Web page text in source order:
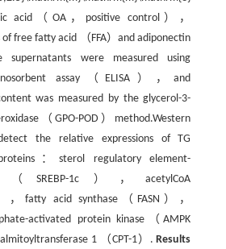
acid（OA，positive control），
of free fatty acid （FFA）and adiponectin
supernatants were measured using
assay（ELISA），and
was measured by the glycerol-3-
（GPO-POD）method.Western
the relative expressions of TG
：sterol regulatory element-
（SREBP-1c），acetylCoA
，fatty acid synthase（FASN），
activated protein kinase（AMPK
1 （CPT-1）.Results